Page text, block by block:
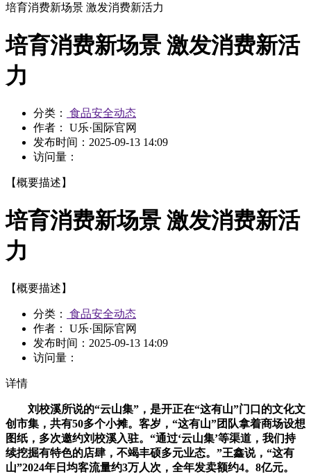
培育消费新场景 激发消费新活力
培育消费新场景 激发消费新活
力
分类：
食品安全动态
作者： U乐·国际官网
发布时间： 2025-09-13 14:09
访问量：
【概要描述】
培育消费新场景 激发消费新活
力
【概要描述】
分类：
食品安全动态
作者： U乐·国际官网
发布时间： 2025-09-13 14:09
访问量：
详情
刘校溪所说的“云山集”，是开正在“这有山”门口的文化文
创市集，共有50多个小摊。客岁，“这有山”团队拿着商场设想
图纸，多次邀约刘校溪入驻。“通过‘云山集’等渠道，我们持
续挖掘有特色的店肆，不竭丰硕多元业态。”王鑫说，“这有
山”2024年日均客流量约3万人次，全年发卖额约4。8亿元。